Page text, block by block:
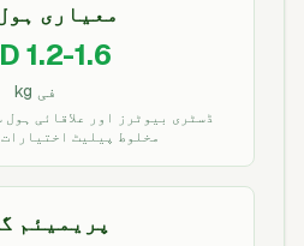
معیاری
1.2-1.6
فی kg
ڈسٹری بیوٹرز اور علاقائی
مخلوط پیلیٹ
پریمیئم